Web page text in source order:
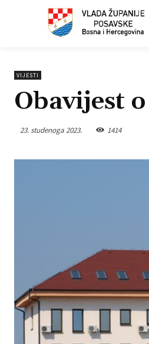
VIJESTI
Obavijest
23. studenoga 2023. 1414